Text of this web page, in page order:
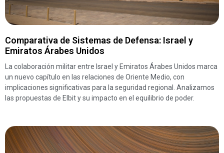
Comparativa de Sistemas de Defensa: Israel y
Emiratos Árabes Unidos
La colaboración militar entre Israel y Emiratos Árabes Unidos marca
un nuevo capítulo en las relaciones de Oriente Medio, con
implicaciones significativas para la seguridad regional. Analizamos
las propuestas de Elbit y su impacto en el equilibrio de poder.